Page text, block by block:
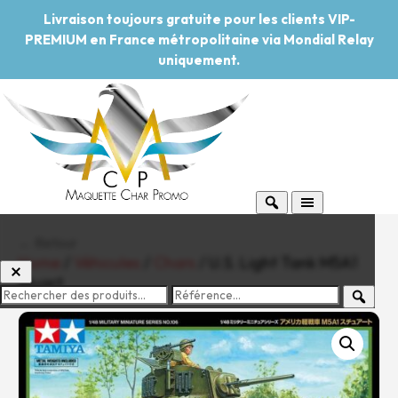
Livraison toujours gratuite pour les clients VIP-
PREMIUM en France métropolitaine via Mondial Relay
uniquement.
-20%Pouvoir d'achat
Home
Stuart